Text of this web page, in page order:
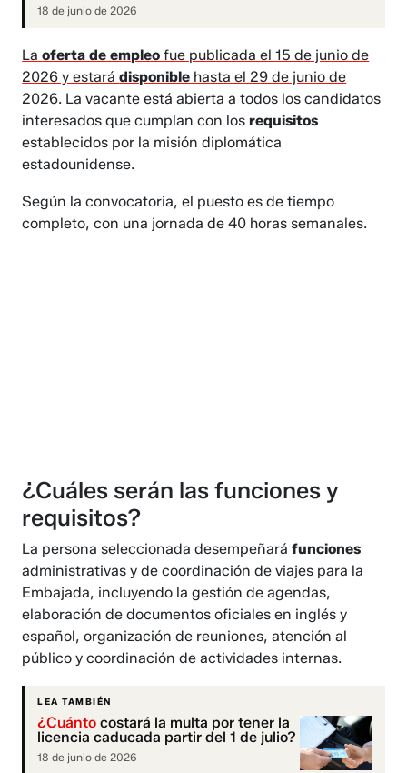
18 de junio de 2026
Laoferta de empleofue publicada el 15 de junio de
2026 y estarádisponible hasta el 29 de junio de
2026. La vacante está abierta a todos los candidatos
interesados que cumplan con losrequisitos
establecidos por la misión diplomática
estadounidense.
Según la convocatoria, el puesto es de tiempo
completo, con una jornada de 40 horas semanales.
¿Cuáles serán las funciones y
requisitos?
La persona seleccionada desempeñaráfunciones
administrativas y de coordinación de viajes para la
Embajada, incluyendo la gestión de agendas,
elaboración de documentos oficiales en inglés y
español, organización de reuniones, atención al
público y coordinación de actividades internas.
LEA TAMBIÉN
¿Cuánto costará la multa por tener la
licencia caducada partir del 1 de julio?
18 de junio de 2026